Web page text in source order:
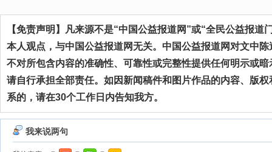
【免责声明】凡来源不是“中国公益报道网”或“全民公益报道
本人观点，与中国公益报道网无关。中国公益报道网对文中
不对所包含内容的准确性、可靠性或完整性提供任何明示或
请自行承担全部责任。如因新闻稿件和图片作品的内容、版
系的，请在30个工作日内告知我方。